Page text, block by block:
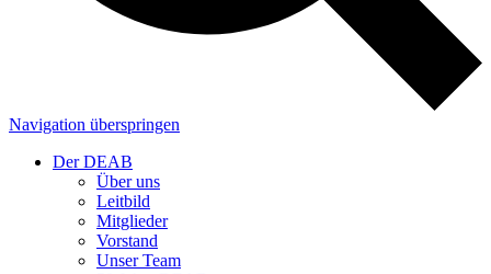
Navigation überspringen
Der DEAB
Über uns
Leitbild
Mitglieder
Vorstand
Unser Team